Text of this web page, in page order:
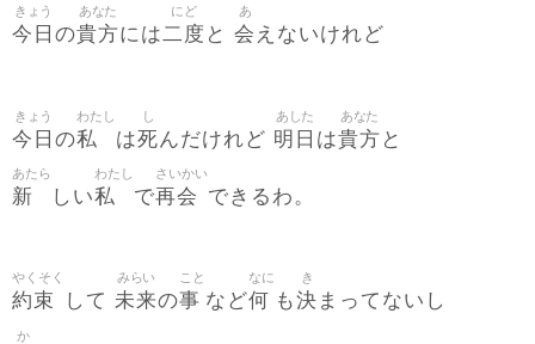
今日
きょう
の貴方
あなた
には二度
にど
と 会
あ
えないけれど
今日
きょう
の私
わたし
は死
し
んだけれど 明日
あした
は貴方
あなた
と
新
あたら
しい私
わたし
で再会
さいかい
できるわ。
約束
やくそく
して 未来
みらい
の事
こと
など何
なに
も決
き
まってないし
か